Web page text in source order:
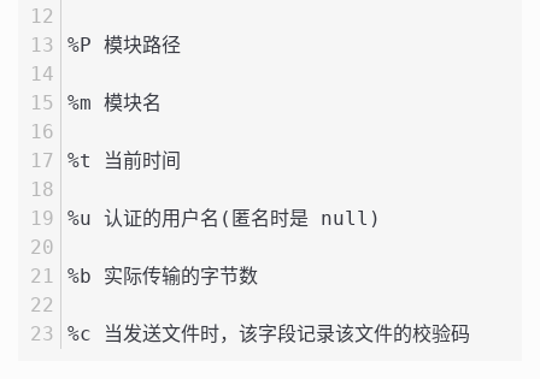
%P 模块路径
%m 模块名
%t 当前时间
%u 认证的用户名(匿名时是 null)
%b 实际传输的字节数
%c 当发送文件时，该字段记录该文件的校验码